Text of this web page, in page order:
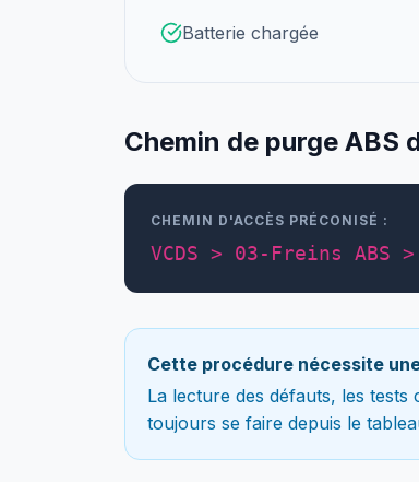
Batterie chargée
Chemin de purge ABS
CHEMIN D'ACCÈS PRÉCONISÉ :
VCDS > 03-Freins
Cette procédure nécessite
La lecture des défauts, les
toujours se faire depuis le